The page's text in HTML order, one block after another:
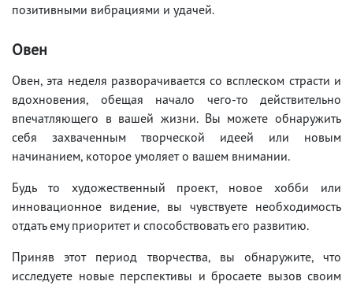
позитивными вибрациями и удачей.
Овен
Овен, эта неделя разворачивается со всплеском страсти и
вдохновения, обещая начало чего-то действительно
впечатляющего в вашей жизни. Вы можете обнаружить
себя захваченным творческой идеей или новым
начинанием, которое умоляет о вашем внимании.
Будь то художественный проект, новое хобби или
инновационное видение, вы чувствуете необходимость
отдать ему приоритет и способствовать его развитию.
Приняв этот период творчества, вы обнаружите, что
исследуете новые перспективы и бросаете вызов своим